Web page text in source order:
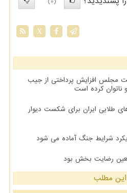
X
مجلس افزایش پرداختی از جیب
ناتوان کرده است
طلایی ایران برای شکست دیوار
شرایط جنگ آماده می شود
رضایت بخش بود
این مطلب